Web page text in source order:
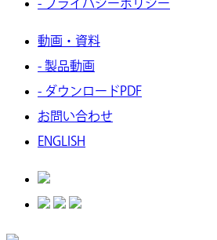
- プライバシーポリシー
動画・資料
- 製品動画
- ダウンロードPDF
お問い合わせ
ENGLISH